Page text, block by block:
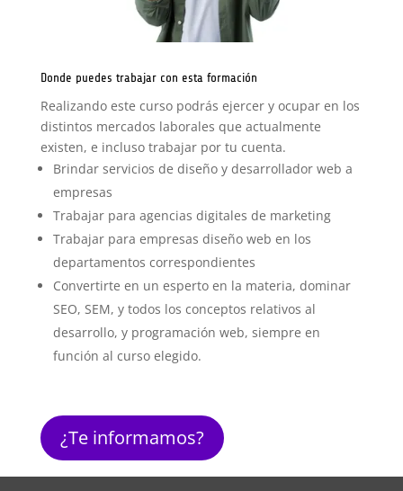
Donde puedes trabajar con esta formación
Realizando este curso podrás ejercer y ocupar en los
distintos mercados laborales que actualmente
existen, e incluso trabajar por tu cuenta.
Brindar servicios de diseño y desarrollador web a
empresas
Trabajar para agencias digitales de marketing
Trabajar para empresas diseño web en los
departamentos correspondientes
Convertirte en un esperto en la materia, dominar
SEO, SEM, y todos los conceptos relativos al
desarrollo, y programación web, siempre en
función al curso elegido.
¿Te informamos?